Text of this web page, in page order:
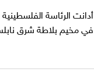
أدانت الرئاسة الفلسطينية
في مخيم بلاطة شرق